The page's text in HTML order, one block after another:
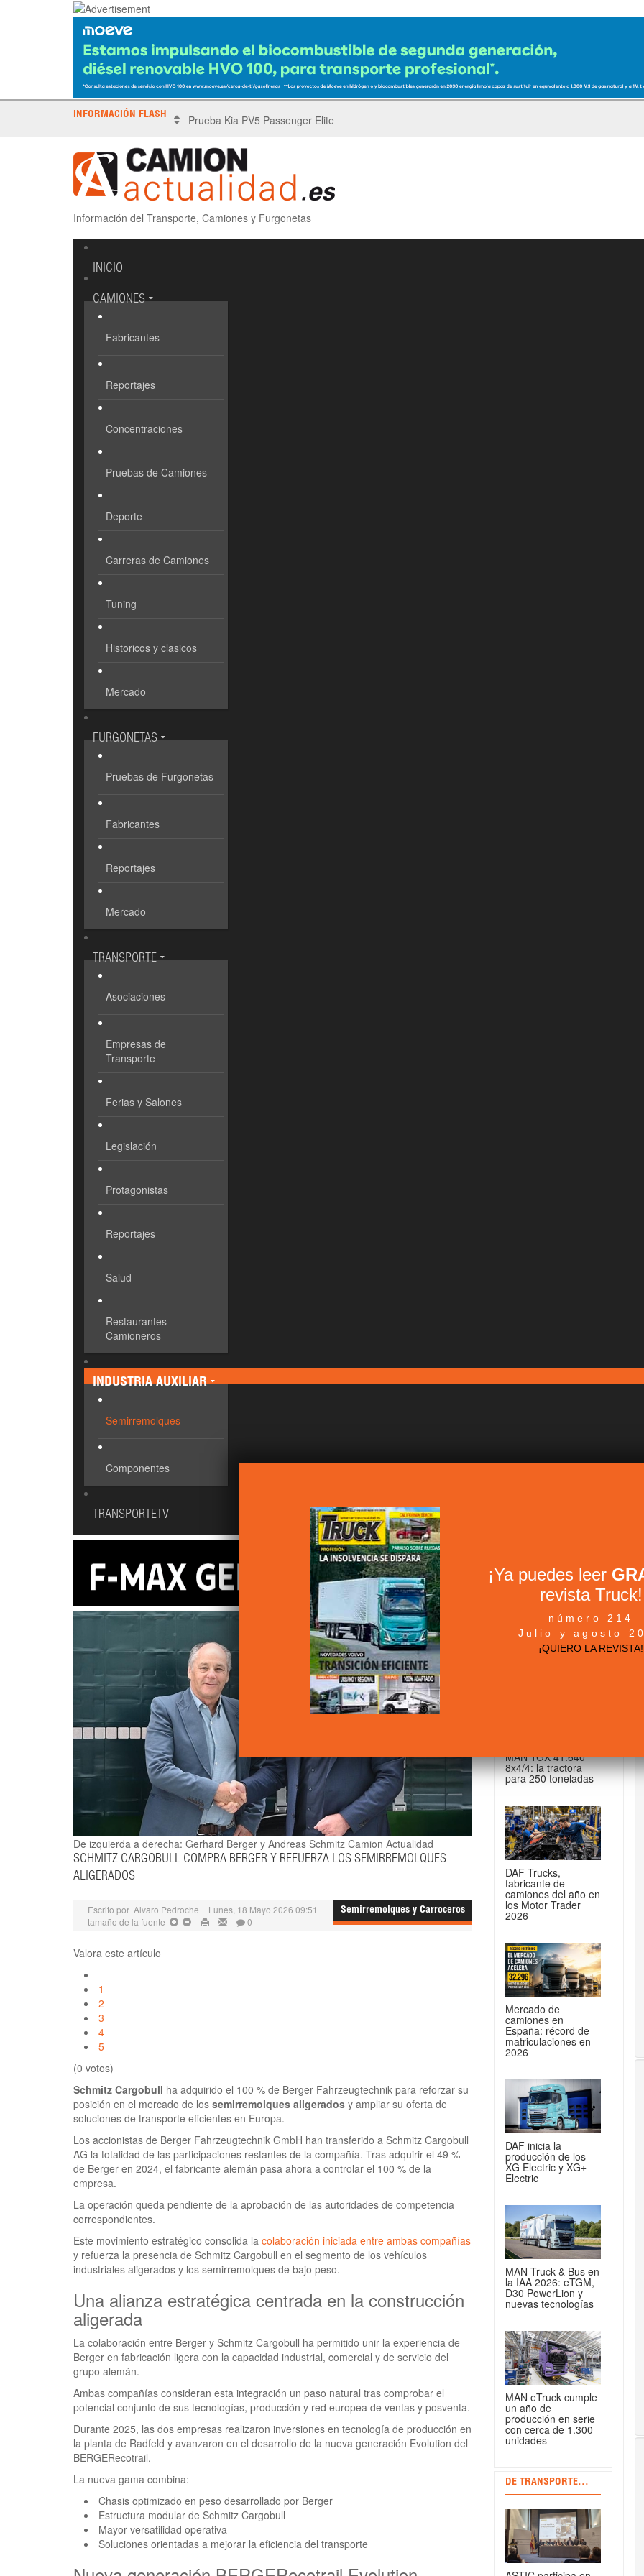
INFORMACIÓN FLASH X Tronada Almería | Encuentro del Pegaso Troner
Información del Transporte, Camiones y Furgonetas
INICIO
CAMIONES
Fabricantes
Reportajes
Concentraciones
Pruebas de Camiones
Deporte
Carreras de Camiones
Tuning
Historicos y clasicos
Mercado
FURGONETAS
Pruebas de Furgonetas
Fabricantes
Reportajes
Mercado
TRANSPORTE
Asociaciones
Empresas de
Transporte
Ferias y Salones
Legislación
Protagonistas
Reportajes
Salud
Restaurantes
Camioneros
INDUSTRIA AUXILIAR
Semirremolques
Componentes
TRANSPORTETV
De izquierda a derecha: Gerhard Berger y Andreas Schmitz Camion Actualidad
SCHMITZ CARGOBULL COMPRA BERGER Y REFUERZA LOS SEMIRREMOLQUES
ALIGERADOS
Semirremolques y Carroceros
Escrito por Alvaro Pedroche
Lunes, 18 Mayo 2026 09:51
tamaño de la fuente
0
Valora este artículo
1
2
3
4
5
(0 votos)
Schmitz Cargobull ha adquirido el 100 % de Berger Fahrzeugtechnik para reforzar su
posición en el mercado de los semirremolques aligerados y ampliar su oferta de
soluciones de transporte eficientes en Europa.
Los accionistas de Berger Fahrzeugtechnik GmbH han transferido a Schmitz Cargobull
AG la totalidad de las participaciones restantes de la compañía. Tras adquirir el 49 %
de Berger en 2024, el fabricante alemán pasa ahora a controlar el 100 % de la
empresa.
La operación queda pendiente de la aprobación de las autoridades de competencia
correspondientes.
Este movimiento estratégico consolida la colaboración iniciada entre ambas compañías
y refuerza la presencia de Schmitz Cargobull en el segmento de los vehículos
industriales aligerados y los semirremolques de bajo peso.
Una alianza estratégica centrada en la construcción
aligerada
La colaboración entre Berger y Schmitz Cargobull ha permitido unir la experiencia de
Berger en fabricación ligera con la capacidad industrial, comercial y de servicio del
grupo alemán.
Ambas compañías consideran esta integración un paso natural tras comprobar el
potencial conjunto de sus tecnologías, producción y red europea de ventas y posventa.
Durante 2025, las dos empresas realizaron inversiones en tecnología de producción en
la planta de Radfeld y avanzaron en el desarrollo de la nueva generación Evolution del
BERGERecotrail.
La nueva gama combina:
Chasis optimizado en peso desarrollado por Berger
Estructura modular de Schmitz Cargobull
Mayor versatilidad operativa
Soluciones orientadas a mejorar la eficiencia del transporte
+ NOTICIAS...
MAN TGX 41.640
8x4/4: la tractora
para 250 toneladas
DAF Trucks,
fabricante de
camiones del año en
los Motor Trader
2026
Mercado de
camiones en
España: récord de
matriculaciones en
2026
DAF inicia la
producción de los
XG Electric y XG+
Electric
MAN Truck & Bus en
la IAA 2026: eTGM,
D30 PowerLion y
nuevas tecnologías
MAN eTruck cumple
un año de
producción en serie
con cerca de 1.300
unidades
DE TRANSPORTE...
¡Ya puedes leer
revista Truck!
número 214
Julio y agosto
¡QUIERO LA REVISTA!